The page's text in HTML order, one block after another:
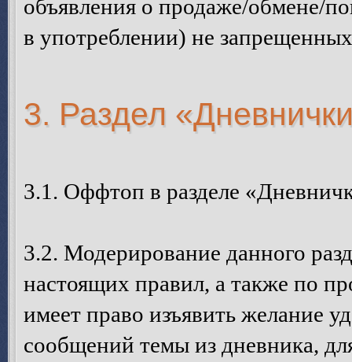
объявления о продаже/обмене/
в употреблении) не
3. Раздел
3.1. Оффтоп в разделе
3.2. Модерирование данного
настоящих правил, а также по
имеет право изъявить желание
сообщений темы из дневника,